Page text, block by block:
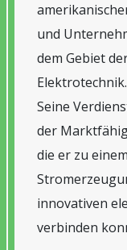
und
dem Gebiet
Elektrotechnik.
Seine
der
die er zu
innovativen
verbinden